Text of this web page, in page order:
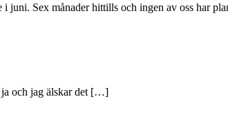
Sex månader hittills och ingen av oss har
ja och jag älskar det […]